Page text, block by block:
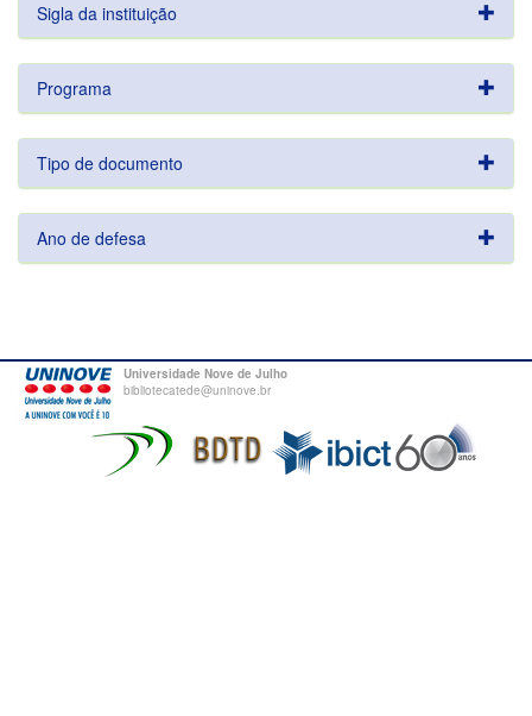
Sigla da instituição
Programa
Tipo de documento
Ano de defesa
Universidade Nove de Julho
bibliotecatede@uninove.br